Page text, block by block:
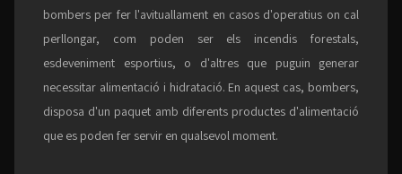
bombers per fer l'avituallament en casos d'operatius on cal
perllongar, com poden ser els incendis forestals,
esdeveniment esportius, o d'altres que puguin generar
necessitar alimentació i hidratació. En aquest cas, bombers,
disposa d'un paquet amb diferents productes d'alimentació
que es poden fer servir en qualsevol moment.